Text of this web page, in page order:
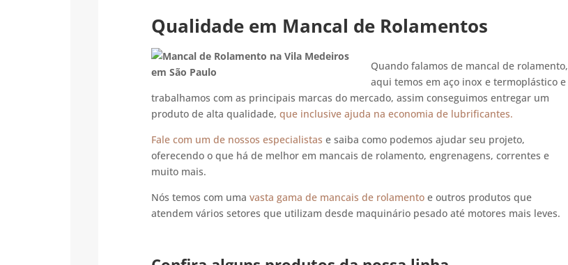
Qualidade em Mancal de Rolamentos
Quando falamos de mancal de rolamento,
aqui temos em aço inox e termoplástico e
trabalhamos com as principais marcas do mercado, assim conseguimos entregar um
produto de alta qualidade, que inclusive ajuda na economia de lubrificantes.
Fale com um de nossos especialistas e saiba como podemos ajudar seu projeto,
oferecendo o que há de melhor em mancais de rolamento, engrenagens, correntes e
muito mais.
Nós temos com uma vasta gama de mancais de rolamentoe outros produtos que
atendem vários setores que utilizam desde maquinário pesado até motores mais leves.